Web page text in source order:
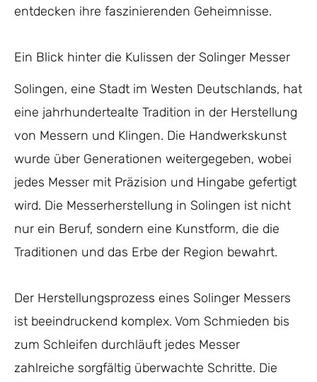
entdecken ihre faszinierenden Geheimnisse.
Ein Blick hinter die Kulissen der Solinger Messer
Solingen, eine Stadt im Westen Deutschlands, hat
eine jahrhundertealte Tradition in der Herstellung
von Messern und Klingen. Die Handwerkskunst
wurde über Generationen weitergegeben, wobei
jedes Messer mit Präzision und Hingabe gefertigt
wird. Die Messerherstellung in Solingen ist nicht
nur ein Beruf, sondern eine Kunstform, die die
Traditionen und das Erbe der Region bewahrt.
Der Herstellungsprozess eines Solinger Messers
ist beeindruckend komplex. Vom Schmieden bis
zum Schleifen durchläuft jedes Messer
zahlreiche sorgfältig überwachte Schritte. Die